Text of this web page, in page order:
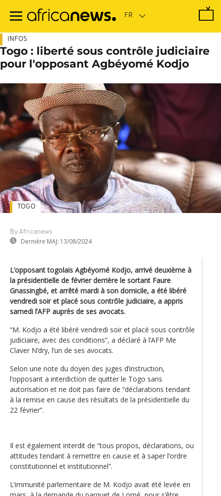
contenu
INFOS
Togo : liberté sous contrôle judiciaire
pour l'opposant Agbéyomé Kodjo
By Africanews
Dernière MAJ: 13/08/2024
TOGO
L’opposant togolais Agbéyomé Kodjo, arrivé deuxième à
la présidentielle de février derrière le sortant Faure
Gnassingbé, et arrêté mardi à son domicile, a été libéré
vendredi soir et placé sous contrôle judiciaire, a appris
samedi l’AFP auprès de ses avocats.
“M. Kodjo a été libéré vendredi soir et placé sous contrôle
judiciaire, avec des conditions”, a déclaré à l’AFP Me
Claver N’dry, l’un de ses avocats.
Selon une note du doyen des juges d’instruction,
l’opposant a interdiction de quitter le Togo sans
autorisation et ne doit pas faire de “déclarations tendant
à la remise en cause des résultats de la présidentielle du
22 février”.
Il est également interdit de “tous propos, déclarations, ou
attitudes tendant à remettre en cause et à saper l’ordre
constitutionnel et institutionnel”.
L’immunité parlementaire de M. Kodjo avait été levée en